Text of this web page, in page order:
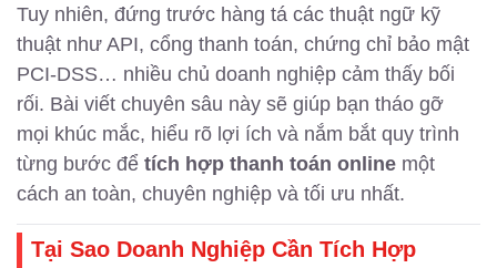
Tuy nhiên, đứng trước hàng tá các thuật ngữ kỹ
thuật như API, cổng thanh toán, chứng chỉ bảo mật
PCI-DSS… nhiều chủ doanh nghiệp cảm thấy bối
rối. Bài viết chuyên sâu này sẽ giúp bạn tháo gỡ
mọi khúc mắc, hiểu rõ lợi ích và nắm bắt quy trình
từng bước để tích hợp thanh toán online một
cách an toàn, chuyên nghiệp và tối ưu nhất.
Tại Sao Doanh Nghiệp Cần Tích Hợp